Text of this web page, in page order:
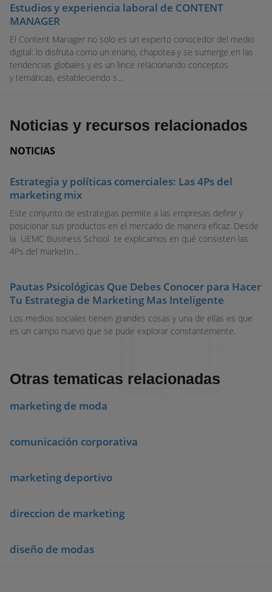
Estudios y experiencia laboral de CONTENT
MANAGER
El Content Manager no solo es un experto conocedor del medio
digital: lo disfruta como un enano, chapotea y se sumerge en las
tendencias globales y es un lince relacionando conceptos
y temáticas, estableciendo s...
Noticias y recursos relacionados
NOTICIAS
Estrategia y políticas comerciales: Las 4Ps del
marketing mix
Este conjunto de estrategias permite a las empresas definir y
posicionar sus productos en el mercado de manera eficaz. Desde
la UEMC Business School te explicamos en qué consisten las
4Ps del marketin...
Pautas Psicológicas Que Debes Conocer para Hacer
Tu Estrategia de Marketing Mas Inteligente
Los medios sociales tienen grandes cosas y una de ellas es que
es un campo nuevo que se pude explorar constantemente.
Otras tematicas relacionadas
marketing de moda
comunicación corporativa
marketing deportivo
direccion de marketing
diseño de modas